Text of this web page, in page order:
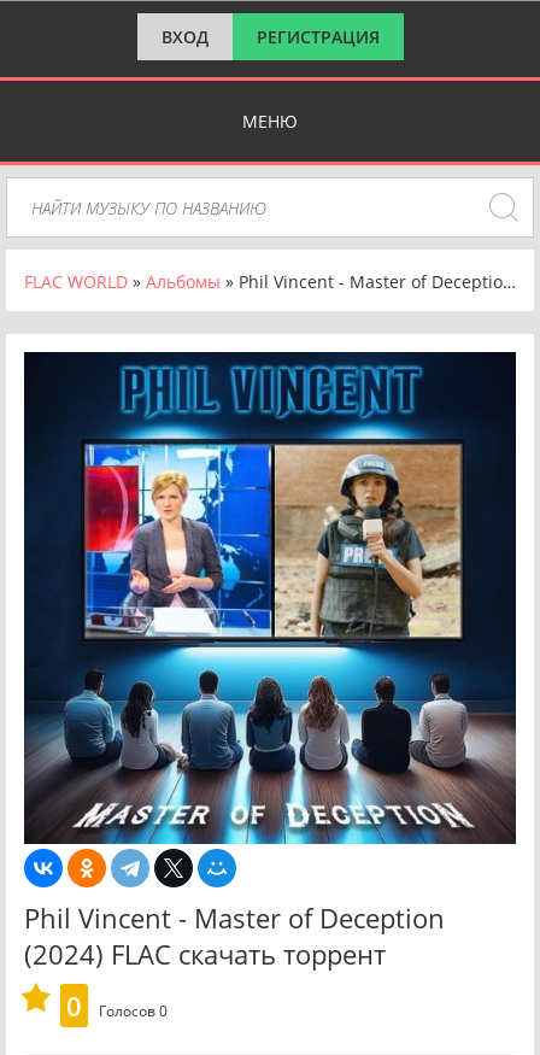
ВХОД РЕГИСТРАЦИЯ
МЕНЮ
FLAC WORLD » Альбомы » Phil Vincent - Master of Deception (2024) FLAC
Phil Vincent - Master of Deception
(2024) FLAC скачать торрент
0
Голосов0